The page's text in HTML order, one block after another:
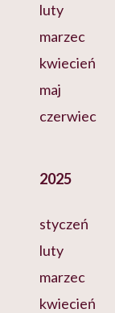
luty
marzec
kwiecień
maj
czerwiec
2025
styczeń
luty
marzec
kwiecień